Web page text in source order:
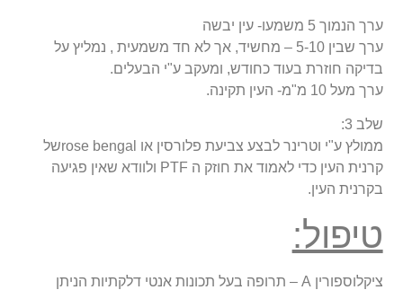
ערך הנמוך 5 משמעו- עין יבשה
ערך שבין 5-10 – מחשיד, אך לא חד משמעית , נמליץ על
בדיקה חוזרת בעוד כחודש, ומעקב ע"י הבעלים.
ערך מעל 10 מ"מ- העין תקינה.
שלב 3:
ממולץ ע"י וטרינר לבצע צביעת פלורסין או rose bengalשל
קרנית העין כדי לאמוד את חוזק ה PTF ולוודא שאין פגיעה
בקרנית העין.
טיפול:
ציקלוספורין A – תרופה בעל תכונות אנטי דלקתיות הניתן